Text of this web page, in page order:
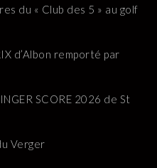
du « Club des 5 » au golf
d’Albon remporté par
SCORE 2026 de St
Verger